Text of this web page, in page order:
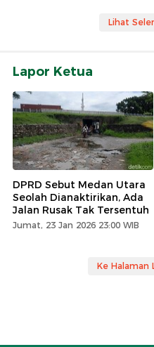
Lihat
Lapor Ketua
DPRD Sebut Medan Utara
Seolah Dianaktirikan, Ada
Jalan Rusak Tak Tersentuh
Jumat, 23 Jan 2026 23:00 WIB
Ke Halaman